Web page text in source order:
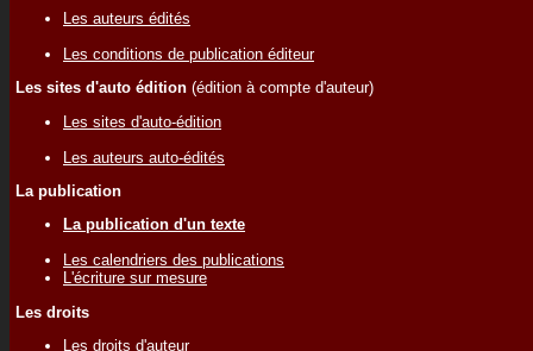
Les auteurs édités
Les conditions de publication éditeur
Les sites d'auto édition (édition à compte d'auteur)
Les sites d'auto-édition
Les auteurs auto-édités
La publication
La publication d'un texte
Les calendriers des publications
L'écriture sur mesure
Les droits
Les droits d'auteur